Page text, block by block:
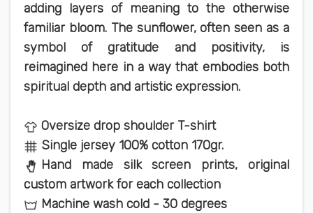
adding layers of meaning to the otherwise
familiar bloom. The sunflower, often seen as a
symbol of gratitude and positivity, is
reimagined here in a way that embodies both
spiritual depth and artistic expression.
Oversize drop shoulder T-shirt
Single jersey 100% cotton 170gr.
Hand made silk screen prints, original
custom artwork for each collection
Machine wash cold - 30 degrees